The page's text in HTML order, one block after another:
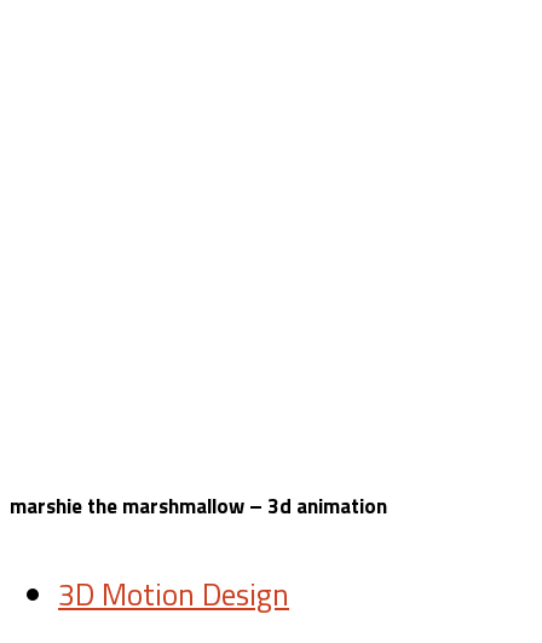
marshie the marshmallow – 3d animation
3D Motion Design